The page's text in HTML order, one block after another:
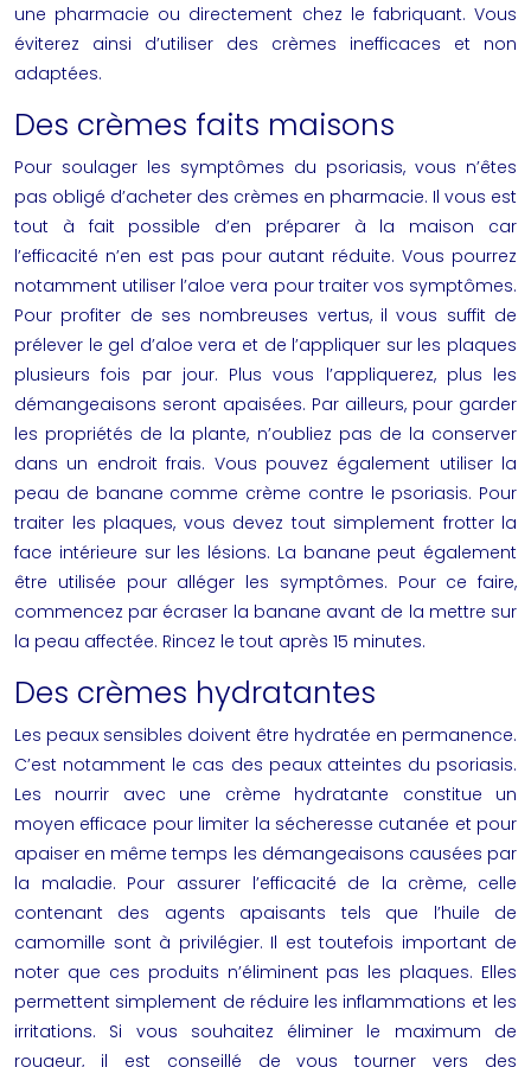
une pharmacie ou directement chez le fabriquant. Vous
éviterez ainsi d’utiliser des crèmes inefficaces et non
adaptées.
Des crèmes faits maisons
Pour soulager les symptômes du psoriasis, vous n’êtes
pas obligé d’acheter des crèmes en pharmacie. Il vous est
tout à fait possible d’en préparer à la maison car
l’efficacité n’en est pas pour autant réduite. Vous pourrez
notamment utiliser l’aloe vera pour traiter vos symptômes.
Pour profiter de ses nombreuses vertus, il vous suffit de
prélever le gel d’aloe vera et de l’appliquer sur les plaques
plusieurs fois par jour. Plus vous l’appliquerez, plus les
démangeaisons seront apaisées. Par ailleurs, pour garder
les propriétés de la plante, n’oubliez pas de la conserver
dans un endroit frais. Vous pouvez également utiliser la
peau de banane comme crème contre le psoriasis. Pour
traiter les plaques, vous devez tout simplement frotter la
face intérieure sur les lésions. La banane peut également
être utilisée pour alléger les symptômes. Pour ce faire,
commencez par écraser la banane avant de la mettre sur
la peau affectée. Rincez le tout après 15 minutes.
Des crèmes hydratantes
Les peaux sensibles doivent être hydratée en permanence.
C’est notamment le cas des peaux atteintes du psoriasis.
Les nourrir avec une crème hydratante constitue un
moyen efficace pour limiter la sécheresse cutanée et pour
apaiser en même temps les démangeaisons causées par
la maladie. Pour assurer l’efficacité de la crème, celle
contenant des agents apaisants tels que l’huile de
camomille sont à privilégier. Il est toutefois important de
noter que ces produits n’éliminent pas les plaques. Elles
permettent simplement de réduire les inflammations et les
irritations. Si vous souhaitez éliminer le maximum de
rougeur, il est conseillé de vous tourner vers des